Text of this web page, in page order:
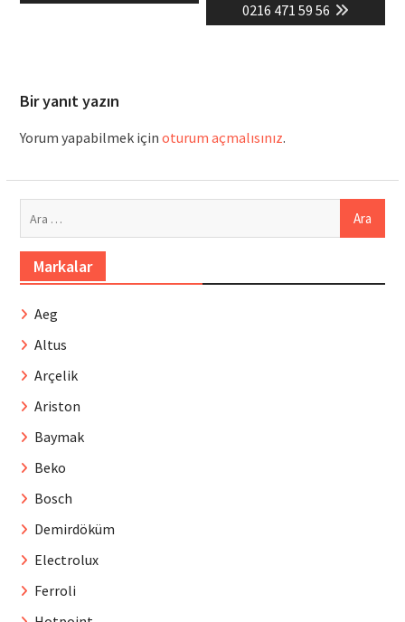
0216 471 59 56
Bir yanıt yazın
Yorum yapabilmek için oturum açmalısınız.
Markalar
Aeg
Altus
Arçelik
Ariston
Baymak
Beko
Bosch
Demirdöküm
Electrolux
Ferroli